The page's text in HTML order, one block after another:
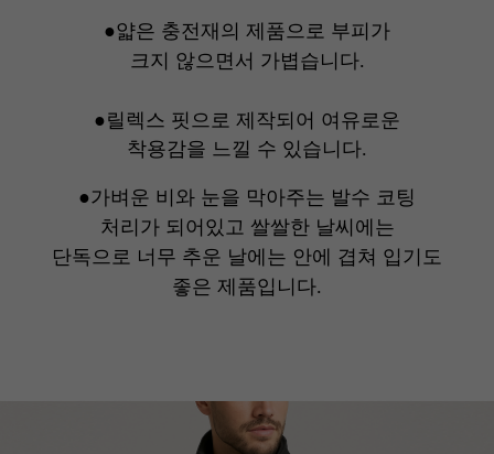
●얇은 충전재의 제품으로 부피가
크지 않으면서 가볍습니다.
●릴렉스 핏으로 제작되어 여유로운
착용감을 느낄 수 있습니다.
●가벼운 비와 눈을 막아주는 발수 코팅
처리가 되어있고 쌀쌀한 날씨에는
단독으로 너무 추운 날에는 안에 겹쳐 입기도
좋은 제품입니다.